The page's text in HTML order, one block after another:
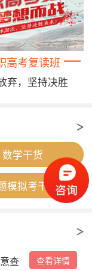
高考复读班
弃，坚持决胜
数学干货
模拟考干货
查 查看详情